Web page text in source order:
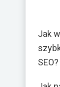
Jak
SEO?